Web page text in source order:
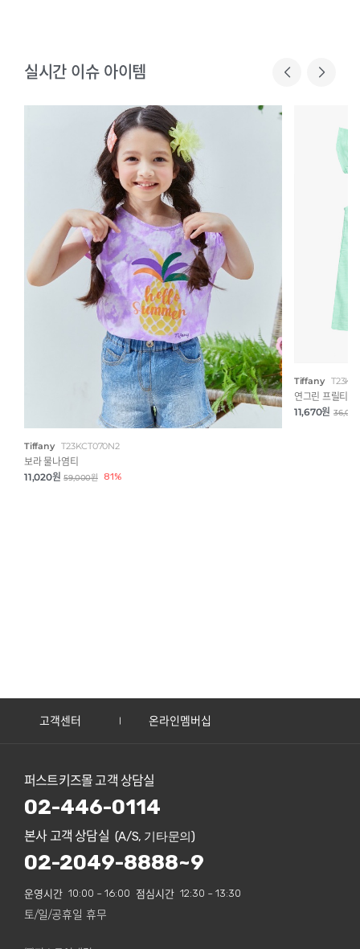
실시간 이슈 아이템
Tiffany T23KCT070N2
보라 물나염티
11,020원 59,000원 81%
Tiffany
연그린 프릴티
11,670원
고객센터 온라인멤버십
퍼스트키즈몰 고객 상담실
02-446-0114
본사 고객 상담실 (A/S, 기타문의)
02-2049-8888~9
운영시간 10:00 ~ 16:00 점심시간 12:30 ~ 13:30
토/일/공휴일 휴무